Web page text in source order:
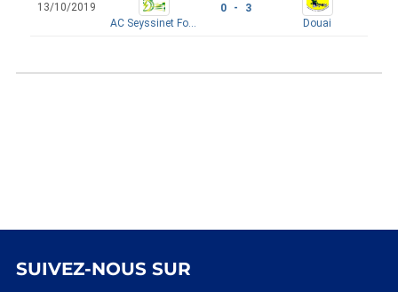
13/10/2019
AC Seyssinet Foot Fauteuil
0 - 3
Douai
SUIVEZ-NOUS SUR